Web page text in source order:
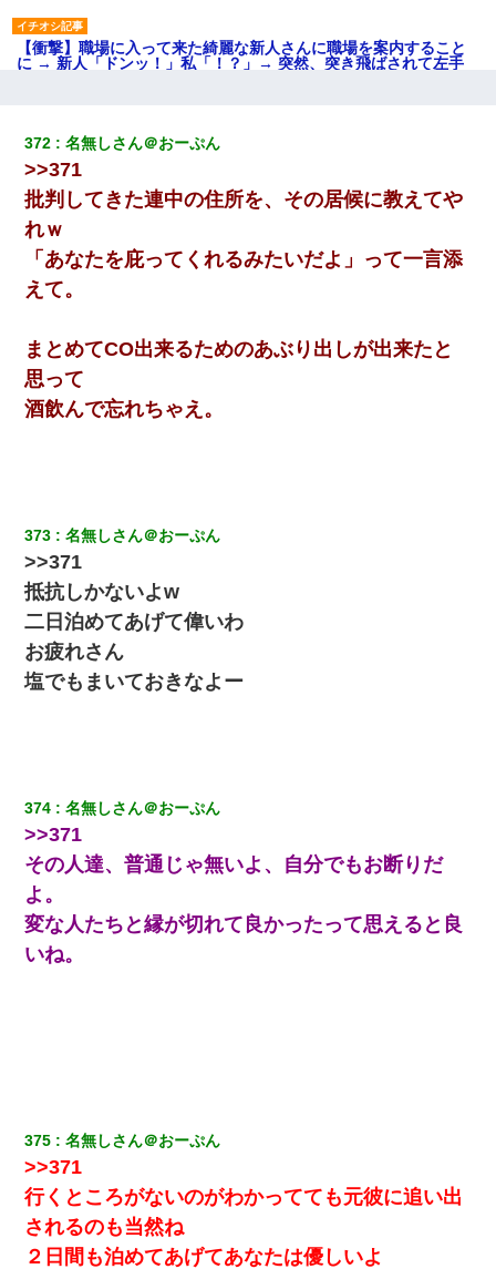
【衝撃】職場に入って来た綺麗な新人さんに職場を案内すること
に → 新人「ドンッ！」私「！？」→ 突然、突き飛ばされて左手
元夫の連れ子「俺の結婚式の時くらい、母親としての責任を果た
そうとは思わないのか！」→どうも連れ子は…
妹が嘘つきな元カレと寄りを戻してしまったという話をしていた
ら、旦那の顔が曇って雰囲気が一転。そそくさと話を切り上げて
いつもより早く寝付いてしまった…｜生活｜ワロタあんてな
父親がくも膜下出血で突然ﾀﾋ。→母の貯金が0なことが判明。→母
私「結婚やめるわ」 婚約者「え？なんでなんで？」 → 放置した
結果…｜生活｜ワロタあんてな
【驚愕】5000円でＪＫと行為してきたが後悔しかない…
上司「何なの、この書類！！」私「あの‥」上司「今は私が話し
てるの！」私「ですから」上司「黙って聞きなさい！」私「それ
は」上司「言い訳しない！」→結果ｗｗｗｗｗ
｢昨日はお兄ちゃんと一緒にお風呂に入っちゃった～｣とか毎日兄
いのか！」→ 離婚後
10年ほど前、息子がまだ年中だった時に離婚したんだけど、一昨
年の暮れに突然息子が職場を訪ねてきた。
何年か前に妹は離婚している。当時生まれた姪が義弟の子じゃな
かったため妹有責での離婚になり…
亡くなってしまい…
ワイアラサー主婦、昨晩久しぶりに夫と致した結果ｗｗｗｗｗ
[緊急]ベロベロの女に声をかけて行為してきた結果
372 名無しさん＠おーぷん
>>371
批判してきた連中の住所を、その居候に教えてや
れｗ
「あなたを庇ってくれるみたいだよ」って一言添
えて。
まとめてCO出来るためのあぶり出しが出来たと
思って
酒飲んで忘れちゃえ。
373 名無しさん＠おーぷん
>>371
抵抗しかないよw
二日泊めてあげて偉いわ
お疲れさん
塩でもまいておきなよー
374 名無しさん＠おーぷん
>>371
その人達、普通じゃ無いよ、自分でもお断りだ
よ。
変な人たちと縁が切れて良かったって思えると良
いね。
375 名無しさん＠おーぷん
>>371
行くところがないのがわかってても元彼に追い出
されるのも当然ね
２日間も泊めてあげてあなたは優しいよ